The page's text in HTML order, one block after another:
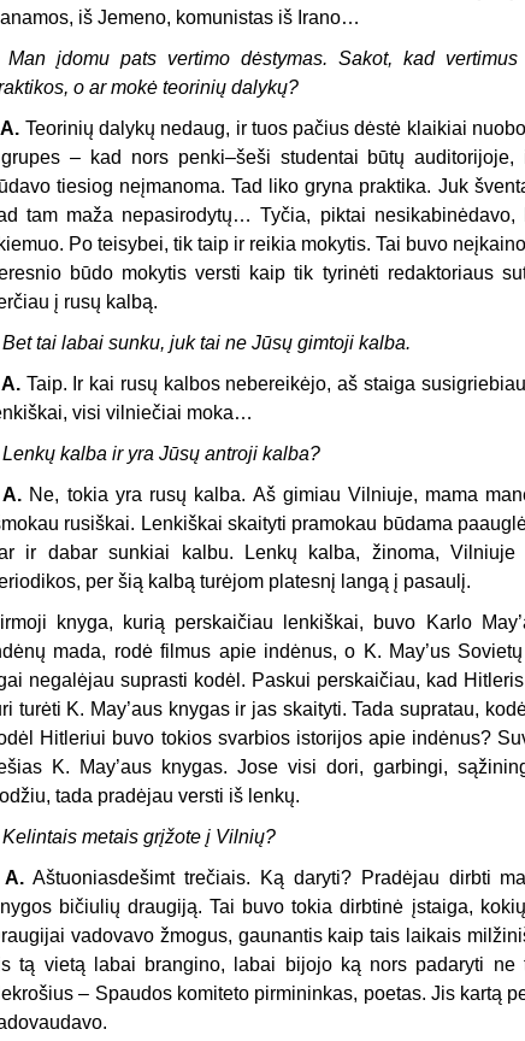
iš Jemeno, komunistas iš Irano…
Man įdomu pats vertimo dėstymas. Sakot, kad
o ar mokė teorinių dalykų?
A. Teorinių dalykų nedaug, ir tuos pačius dėstė klaikiai
– kad nors penki–šeši studentai būtų
tiesiog neįmanoma. Tad liko gryna praktika. Juk
tam maža nepasirodytų… Tyčia, piktai
Po teisybei, tik taip ir reikia mokytis. Tai buvo
būdo mokytis versti kaip tik tyrinėti redaktoriaus
į rusų kalbą.
tai labai sunku, juk tai ne Jūsų gimtoji kalba.
A.Taip. Ir kai rusų kalbos nebereikėjo, aš staiga
visi vilniečiai moka…
kalba ir yra Jūsų antroji kalba?
A. Ne, tokia yra rusų kalba. Aš gimiau Vilniuje, mama
rusiškai. Lenkiškai skaityti pramokau būdama
ir dabar sunkiai kalbu. Lenkų kalba, žinoma, Vilniuje
per šią kalbą turėjom platesnį langą į pasaulį.
knyga, kurią perskaičiau lenkiškai, buvo Karlo
mada, rodė filmus apie indėnus, o K. May’us
negalėjau suprasti kodėl. Paskui perskaičiau, kad
turėti K. May’aus knygas ir jas skaityti. Tada supratau,
Hitleriui buvo tokios svarbios istorijos apie indėnus?
K. May’aus knygas. Jose visi dori, garbingi,
tada pradėjau versti iš lenkų.
metais grįžote į Vilnių?
A.Aštuoniasdešimt trečiais. Ką daryti? Pradėjau dirbti
bičiulių draugiją. Tai buvo tokia dirbtinė įstaiga,
vadovavo žmogus, gaunantis kaip tais laikais
tą vietą labai brangino, labai bijojo ką nors padaryti ne
– Spaudos komiteto pirmininkas, poetas. Jis kartą